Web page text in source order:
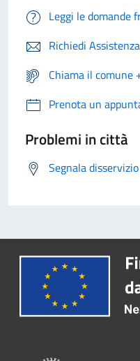
Leggi le domande
Richiedi Assistenza
Chiama il comune
Prenota un
Problemi in città
Segnala disservizio